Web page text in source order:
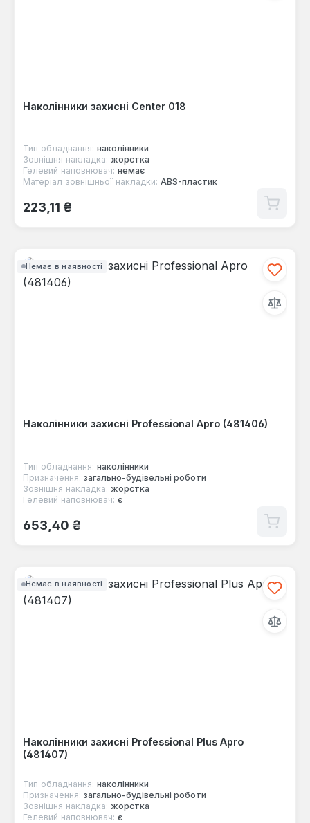
Наколінники захисні Center 018
Тип обладнання: наколінники
Зовнішня накладка: жорстка
Гелевий наповнювач: немає
Матеріал зовнішньої накладки: ABS-пластик
Звичайна ціна:
223,11 ₴
Немає в наявності
Наколінники захисні Professional Apro (481406)
Тип обладнання: наколінники
Призначення: загально-будівельні роботи
Зовнішня накладка: жорстка
Гелевий наповнювач: є
Звичайна ціна:
653,40 ₴
Немає в наявності
Наколінники захисні Professional Plus Apro
(481407)
Тип обладнання: наколінники
Призначення: загально-будівельні роботи
Зовнішня накладка: жорстка
Гелевий наповнювач: є